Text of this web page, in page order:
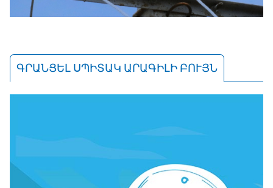
ԳՐԱՆՑԵԼ ՍՊԻՏԱԿ ԱՐԱԳԻԼԻ ԲՈՒՅՆ